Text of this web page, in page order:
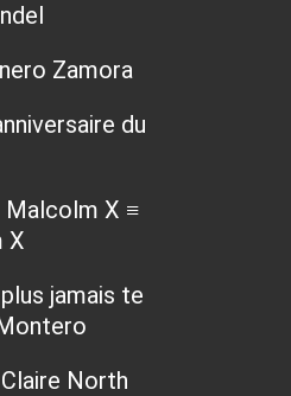
Zamora
du
Malcolm X ≡
X
jamais te
North